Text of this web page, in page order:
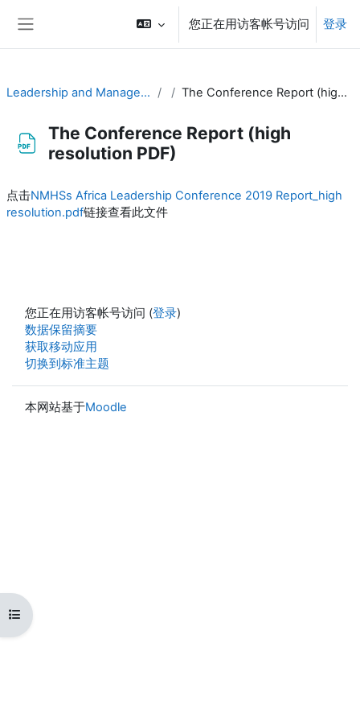
您正在用访客帐号访问 登录
打开课程索引
Leadership and Management for RA-I The Conference Report (high resolution PDF)
The Conference Report (high
resolution PDF)
点击NMHSs Africa Leadership Conference 2019 Report_high
resolution.pdf链接查看此文件
您正在用访客帐号访问 (登录)
‎数据保留摘要‎
获取移动应用
切换到标准主题
本网站基于Moodle